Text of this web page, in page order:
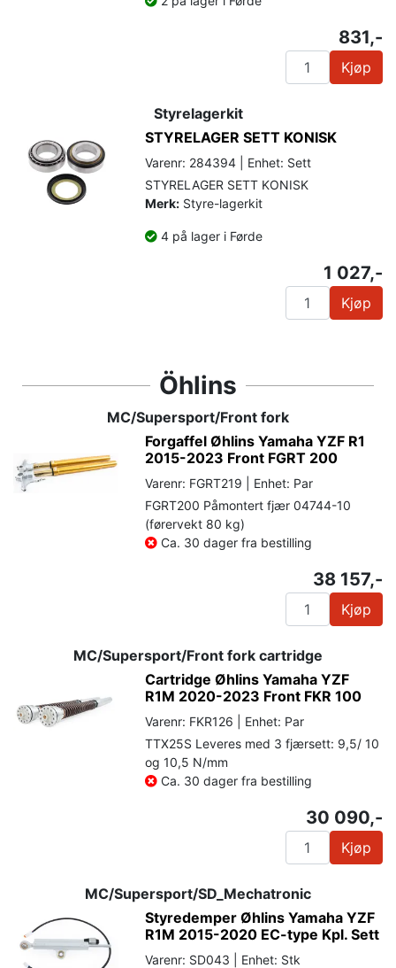
831,-
Kjøp
Styrelagerkit
STYRELAGER SETT KONISK
Varenr: 284394 | Enhet: Sett
STYRELAGER SETT KONISK
Merk: Styre-lagerkit
4 på lager i Førde
1 027,-
Kjøp
Öhlins
MC/Supersport/Front fork
Forgaffel Øhlins Yamaha YZF R1
2015-2023 Front FGRT 200
Varenr: FGRT219 | Enhet: Par
FGRT200 Påmontert fjær 04744-10
(førervekt 80 kg)
Ca. 30 dager fra bestilling
38 157,-
Kjøp
MC/Supersport/Front fork cartridge
Cartridge Øhlins Yamaha YZF
R1M 2020-2023 Front FKR 100
Varenr: FKR126 | Enhet: Par
TTX25S Leveres med 3 fjærsett: 9,5/ 10
og 10,5 N/mm
Ca. 30 dager fra bestilling
30 090,-
Kjøp
MC/Supersport/SD_Mechatronic
Styredemper Øhlins Yamaha YZF
R1M 2015-2020 EC-type Kpl. Sett
Varenr: SD043 | Enhet: Stk